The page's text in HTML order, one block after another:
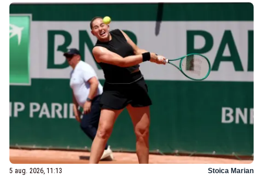
5 aug. 2026, 11:13 Stoica Marian